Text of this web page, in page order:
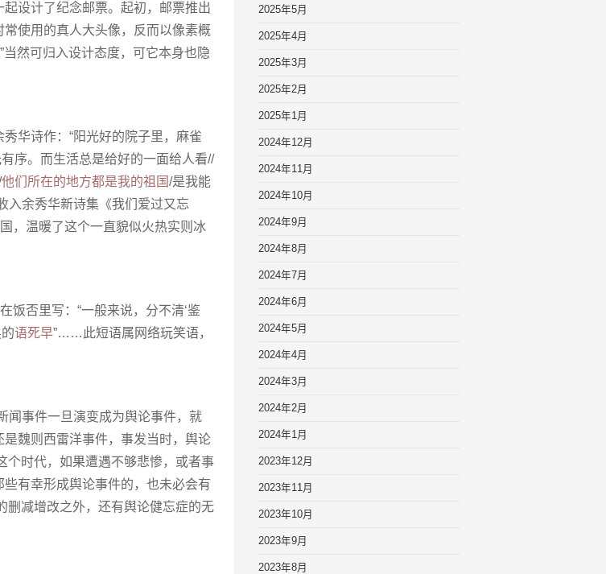
设计了纪念邮票。起初，邮票推出
使用的真人大头像，反而以像素概
然可归入设计态度，可它本身也隐
华诗作：“阳光好的院子里，麻雀
序。而生活总是给好的一面给人看//
他们所在的地方都是我的祖国/是我能
余秀华新诗集《我们爱过又忘
，温暖了这个一直貌似火热实则冰
饭否里写：“一般来说，分不清‘鉴
语死早”……此短语属网络玩笑语，
闻事件一旦演变成为舆论事件，就
魏则西雷洋事件，事发当时，舆论
时代，如果遭遇不够悲惨，或者事
有幸形成舆论事件的，也未必会有
删减增改之外，还有舆论健忘症的无
2025年5月
2025年4月
2025年3月
2025年2月
2025年1月
2024年12月
2024年11月
2024年10月
2024年9月
2024年8月
2024年7月
2024年6月
2024年5月
2024年4月
2024年3月
2024年2月
2024年1月
2023年12月
2023年11月
2023年10月
2023年9月
2023年8月